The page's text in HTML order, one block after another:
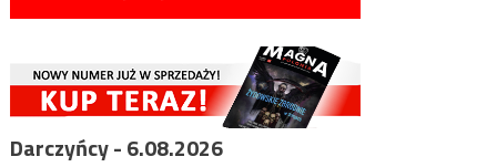
Darczyńcy - 6.08.2026